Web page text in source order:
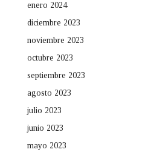
enero 2024
diciembre 2023
noviembre 2023
octubre 2023
septiembre 2023
agosto 2023
julio 2023
junio 2023
mayo 2023